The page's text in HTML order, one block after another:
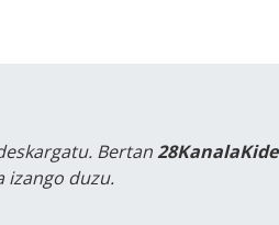
Bertan28KanalaKide
izango duzu.